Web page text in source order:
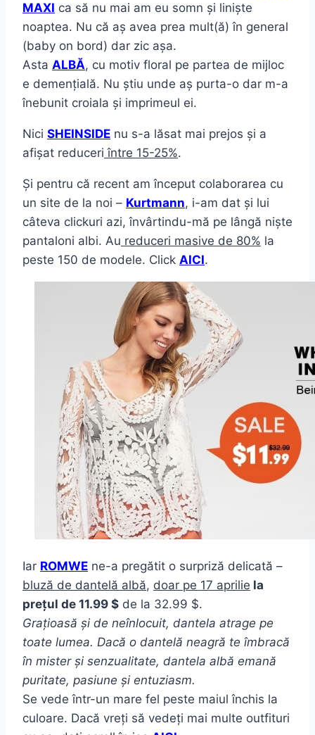
MAXI ca să nu mai am eu somn și liniște
noaptea. Nu că aș avea prea mult(ă) în general
(baby on bord) dar zic așa.
Asta ALBĂ, cu motiv floral pe partea de mijloc
e demențială. Nu știu unde aș purta-o dar m-a
înebunit croiala și imprimeul ei.
Nici SHEINSIDE nu s-a lăsat mai prejos și a
afișat reduceri între 15-25%.
Și pentru că recent am început colaborarea cu
un site de la noi – Kurtmann, i-am dat și lui
câteva clickuri azi, învârtindu-mă pe lângă niște
pantaloni albi. Au reduceri masive de 80% la
peste 150 de modele. Click AICI.
Iar ROMWE ne-a pregătit o surpriză delicată –
bluză de dantelă albă, doar pe 17 aprilie la
prețul de 11.99 $ de la 32.99 $.
Grațioasă și de neînlocuit, dantela atrage pe
toate lumea. Dacă o dantelă neagră te îmbracă
în mister și senzualitate, dantela albă emană
puritate, pasiune și entuziasm.
Se vede într-un mare fel peste maiul închis la
culoare. Dacă vreți să vedeți mai multe outfituri